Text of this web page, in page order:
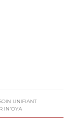
UNIFIANT
IN'OYA